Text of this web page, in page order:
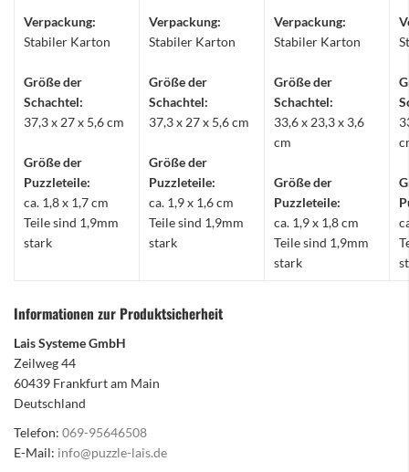
Verpackung:
Stabiler Karton
Größe der
Schachtel:
37,3 x 27 x 5,6 cm
Größe der
Puzzleteile:
ca. 1,8 x 1,7 cm
Teile sind 1,9mm
stark
Verpackung:
Stabiler Karton
Größe der
Schachtel:
37,3 x 27 x 5,6 cm
Größe der
Puzzleteile:
ca. 1,9 x 1,6 cm
Teile sind 1,9mm
stark
Verpackung:
Stabiler Karton
Größe der
Schachtel:
33,6 x 23,3 x 3,6
cm
Größe der
Puzzleteile:
ca. 1,9 x 1,8 cm
Teile sind 1,9mm
stark
Informationen zur Produktsicherheit
Lais Systeme GmbH
Zeilweg 44
60439 Frankfurt am Main
Deutschland
Telefon: 069-95646508
E-Mail: info@puzzle-lais.de